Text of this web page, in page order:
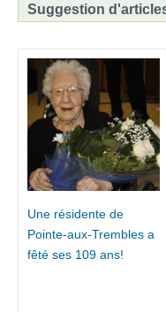
Suggestion
Une résidente de
Pointe-aux-Trembles a
fêté ses 109 ans!